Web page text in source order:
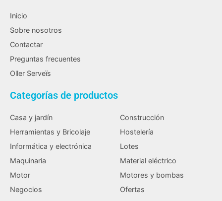
Inicio
Sobre nosotros
Contactar
Preguntas frecuentes
Oller Serveïs
Categorías de productos
Casa y jardín
Construcción
Herramientas y Bricolaje
Hostelería
Informática y electrónica
Lotes
Maquinaria
Material eléctrico
Motor
Motores y bombas
Negocios
Ofertas